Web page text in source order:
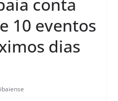
10 eventos
dias